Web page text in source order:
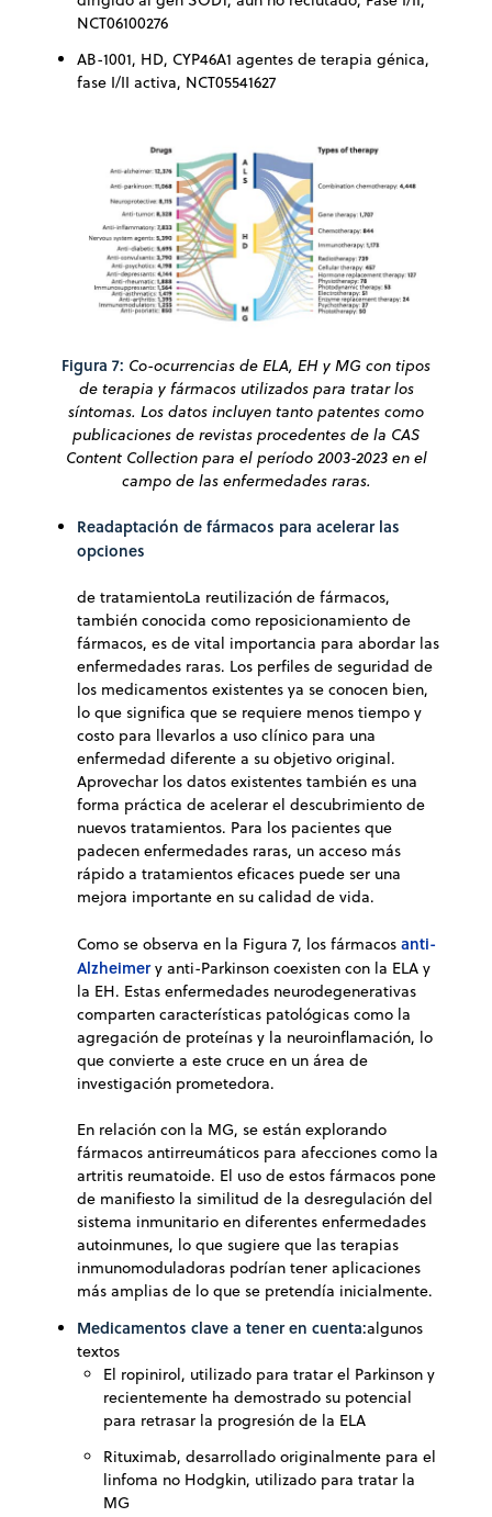
NCT06100276
AB-1001, HD, CYP46A1 agentes de terapia génica,
fase I/II activa, NCT05541627
Figura 7: Co-ocurrencias de ELA, EH y MG con tipos
de terapia y fármacos utilizados para tratar los
síntomas. Los datos incluyen tanto patentes como
publicaciones de revistas procedentes de la CAS
Content Collection para el período 2003-2023 en el
campo de las enfermedades raras.
Readaptación de fármacos para acelerar las
opciones
de tratamientoLa reutilización de fármacos,
también conocida como reposicionamiento de
fármacos, es de vital importancia para abordar las
enfermedades raras. Los perfiles de seguridad de
los medicamentos existentes ya se conocen bien,
lo que significa que se requiere menos tiempo y
costo para llevarlos a uso clínico para una
enfermedad diferente a su objetivo original.
Aprovechar los datos existentes también es una
forma práctica de acelerar el descubrimiento de
nuevos tratamientos. Para los pacientes que
padecen enfermedades raras, un acceso más
rápido a tratamientos eficaces puede ser una
mejora importante en su calidad de vida.
Como se observa en la Figura 7, los fármacos anti-
Alzheimery anti-Parkinson coexisten con la ELA y
la EH. Estas enfermedades neurodegenerativas
comparten características patológicas como la
agregación de proteínas y la neuroinflamación, lo
que convierte a este cruce en un área de
investigación prometedora.
En relación con la MG, se están explorando
fármacos antirreumáticos para afecciones como la
artritis reumatoide. El uso de estos fármacos pone
de manifiesto la similitud de la desregulación del
sistema inmunitario en diferentes enfermedades
autoinmunes, lo que sugiere que las terapias
inmunomoduladoras podrían tener aplicaciones
más amplias de lo que se pretendía inicialmente.
Medicamentos clave a tener en cuenta:algunos
textos
El ropinirol, utilizado para tratar el Parkinson y
recientemente ha demostrado su potencial
para retrasar la progresión de la ELA
Rituximab, desarrollado originalmente para el
linfoma no Hodgkin, utilizado para tratar la
MG